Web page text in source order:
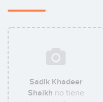
Sadik Khadeer
Shaikh no tiene